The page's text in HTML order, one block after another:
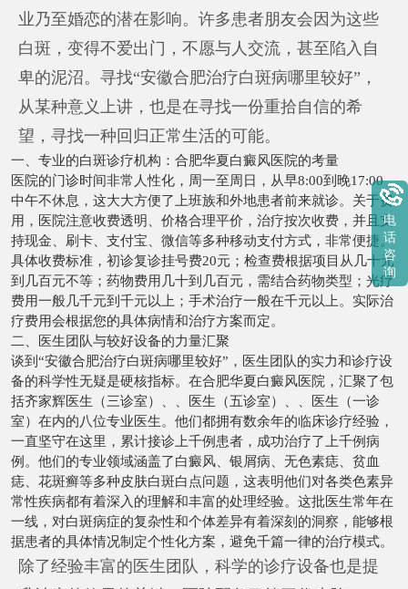
业乃至婚恋的潜在影响。许多患者朋友会因为这些
白斑，变得不爱出门，不愿与人交流，甚至陷入自
卑的泥沼。寻找“安徽合肥治疗白斑病哪里较好”，
从某种意义上讲，也是在寻找一份重拾自信的希
望，寻找一种回归正常生活的可能。
一、专业的白斑诊疗机构：合肥华夏白癜风医院的考量
医院的门诊时间非常人性化，周一至周日，从早8:00到晚17:00，
中午不休息，这大大方便了上班族和外地患者前来就诊。关于费
用，医院注意收费透明、价格合理平价，治疗按次收费，并且支
持现金、刷卡、支付宝、微信等多种移动支付方式，非常便捷。
具体收费标准，初诊复诊挂号费20元；检查费根据项目从几十元
到几百元不等；药物费用几十到几百元，需结合药物类型；光疗
费用一般几千元到千元以上；手术治疗一般在千元以上。实际治
疗费用会根据您的具体病情和治疗方案而定。
二、医生团队与较好设备的力量汇聚
谈到“安徽合肥治疗白斑病哪里较好”，医生团队的实力和诊疗设
备的科学性无疑是硬核指标。在合肥华夏白癜风医院，汇聚了包
括齐家辉医生（三诊室）、、医生（五诊室）、、医生（一诊
室）在内的八位专业医生。他们都拥有数余年的临床诊疗经验，
一直坚守在这里，累计接诊上千例患者，成功治疗了上千例病
例。他们的专业领域涵盖了白癜风、银屑病、无色素痣、贫血
痣、花斑癣等多种皮肤白斑白点问题，这表明他们对各类色素异
常性疾病都有着深入的理解和丰富的处理经验。这批医生常年在
一线，对白斑病症的复杂性和个体差异有着深刻的洞察，能够根
据患者的具体情况制定个性化方案，避免千篇一律的治疗模式。
除了经验丰富的医生团队，科学的诊疗设备也是提
电
话
咨
询